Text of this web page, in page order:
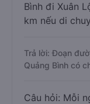
Bình đi Xuân
km nếu di
Trả lời: Đoạn
Quảng Bình có
Câu hỏi: Mỗi